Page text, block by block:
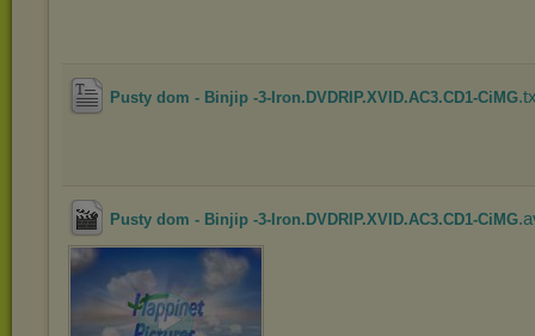
Pusty dom - Binjip -3-Iron.DVDRIP.XVID.AC3.CD1-CiMG
Pusty dom - Binjip -3-Iron.DVDRIP.XVID.AC3.CD1-CiMG